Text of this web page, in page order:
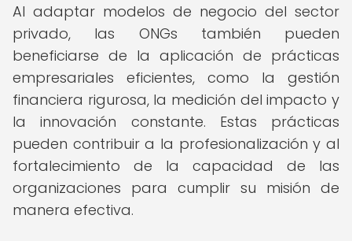
Al adaptar modelos de negocio del sector
privado, las ONGs también pueden
beneficiarse de la aplicación de prácticas
empresariales eficientes, como la gestión
financiera rigurosa, la medición del impacto y
la innovación constante. Estas prácticas
pueden contribuir a la profesionalización y al
fortalecimiento de la capacidad de las
organizaciones para cumplir su misión de
manera efectiva.